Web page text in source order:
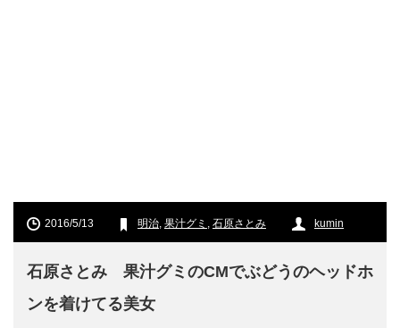
2016/5/13 明治, 果汁グミ , 石原さとみ kumin
石原さとみ 果汁グミのCMでぶどうのヘッドホ
ンを着けてる美女